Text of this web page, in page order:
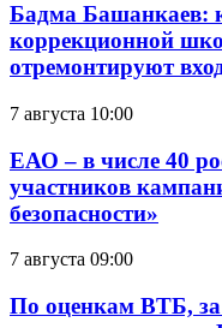
Бадма Башанкаев:
коррекционной
отремонтируют
7 августа 10:00
ЕАО – в числе 40
участников
безопасности»
7 августа 09:00
По оценкам ВТБ, за